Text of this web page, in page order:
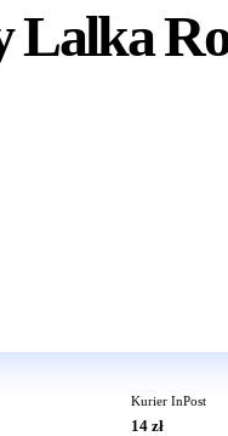
Lalka
Kurier InPost
14 zł